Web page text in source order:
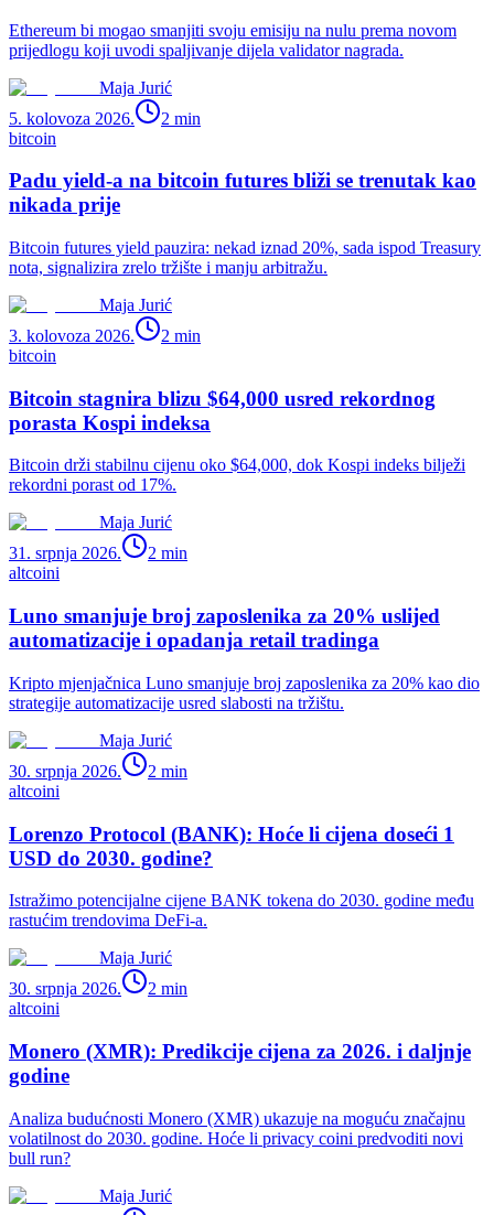
Ethereum bi mogao smanjiti svoju emisiju na nulu prema novom
prijedlogu koji uvodi spaljivanje dijela validator nagrada.
Maja Jurić
5. kolovoza 2026.
2 min
bitcoin
Padu yield-a na bitcoin futures bliži se trenutak kao
nikada prije
Bitcoin futures yield pauzira: nekad iznad 20%, sada ispod Treasury
nota, signalizira zrelo tržište i manju arbitražu.
Maja Jurić
3. kolovoza 2026.
2 min
bitcoin
Bitcoin stagnira blizu $64,000 usred rekordnog
porasta Kospi indeksa
Bitcoin drži stabilnu cijenu oko $64,000, dok Kospi indeks bilježi
rekordni porast od 17%.
Maja Jurić
31. srpnja 2026.
2 min
altcoini
Luno smanjuje broj zaposlenika za 20% uslijed
automatizacije i opadanja retail tradinga
Kripto mjenjačnica Luno smanjuje broj zaposlenika za 20% kao dio
strategije automatizacije usred slabosti na tržištu.
Maja Jurić
30. srpnja 2026.
2 min
altcoini
Lorenzo Protocol (BANK): Hoće li cijena doseći 1
USD do 2030. godine?
Istražimo potencijalne cijene BANK tokena do 2030. godine među
rastućim trendovima DeFi-a.
Maja Jurić
30. srpnja 2026.
2 min
altcoini
Monero (XMR): Predikcije cijena za 2026. i daljnje
godine
Analiza budućnosti Monero (XMR) ukazuje na moguću značajnu
volatilnost do 2030. godine. Hoće li privacy coini predvoditi novi
bull run?
Maja Jurić